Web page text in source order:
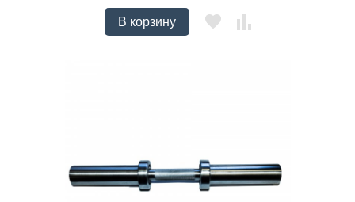
В корзину